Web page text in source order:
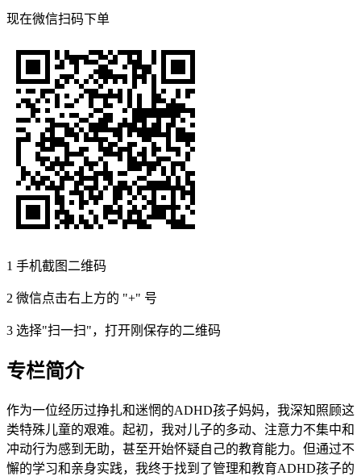
现在微信扫码下单
1 手机截图二维码
2 微信点击右上方的 "+" 号
3 选择"扫一扫"，打开刚保存的二维码
专栏简介
作为一位经历过挣扎和迷惘的ADHD孩子妈妈，我深知照顾这
类特殊儿童的艰难。起初，我对儿子的多动、注意力不集中和
冲动行为感到无助，甚至开始怀疑自己的教育能力。但通过不
懈的学习和亲身实践，我终于找到了管理和教育ADHD孩子的